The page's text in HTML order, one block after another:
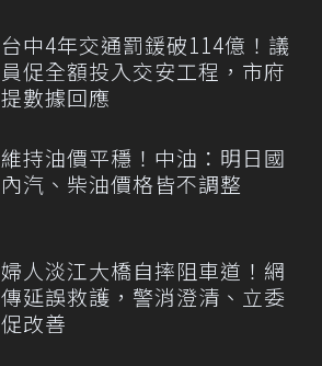
台中4年交通罰鍰破114億！議
員促全額投入交安工程，市府
提數據回應
維持油價平穩！中油：明日國
內汽、柴油價格皆不調整
婦人淡江大橋自摔阻車道！網
傳延誤救護，警消澄清、立委
促改善